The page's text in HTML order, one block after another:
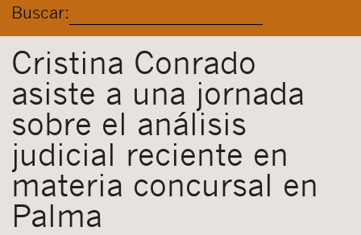
ESPAÑOL
Buscar:
Cristina Conrado
asiste a una jornada
sobre el análisis
judicial reciente en
materia concursal en
Palma